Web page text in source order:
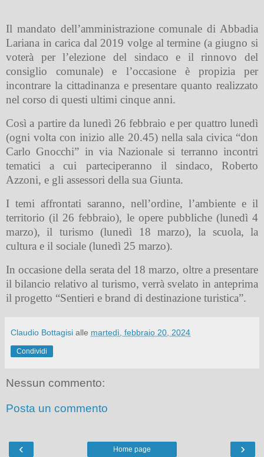
Il mandato dell’amministrazione comunale di Abbadia
Lariana in carica dal 2019 volge al termine (a giugno si
voterà per l’elezione del sindaco e il rinnovo del
consiglio comunale) e l’occasione è propizia per
incontrare la cittadinanza e presentare quanto realizzato
nel corso di questi ultimi cinque anni.
Così a partire da lunedì 26 febbraio e per quattro lunedì
(ogni volta con inizio alle 20.45) nella sala civica “don
Carlo Gnocchi” in via Nazionale si terranno incontri
tematici a cui parteciperanno il sindaco, Roberto
Azzoni, e gli assessori della sua Giunta.
I temi affrontati saranno, nell’ordine, l’ambiente e il
territorio (il 26 febbraio), le opere pubbliche (lunedì 4
marzo), il turismo (lunedì 18 marzo), la scuola, la
cultura e il sociale (lunedì 25 marzo).
In occasione della serata del 18 marzo, oltre a presentare
il bilancio relativo al turismo, verrà svelato in anteprima
il progetto “Sentieri e brand di destinazione turistica”.
Claudio Bottagisi alle martedì, febbraio 20, 2024
Condividi
Nessun commento:
Posta un commento
‹ ›
Home page